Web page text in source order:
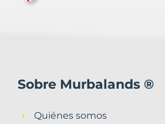
Sobre Murbalands ®
Quiénes somos